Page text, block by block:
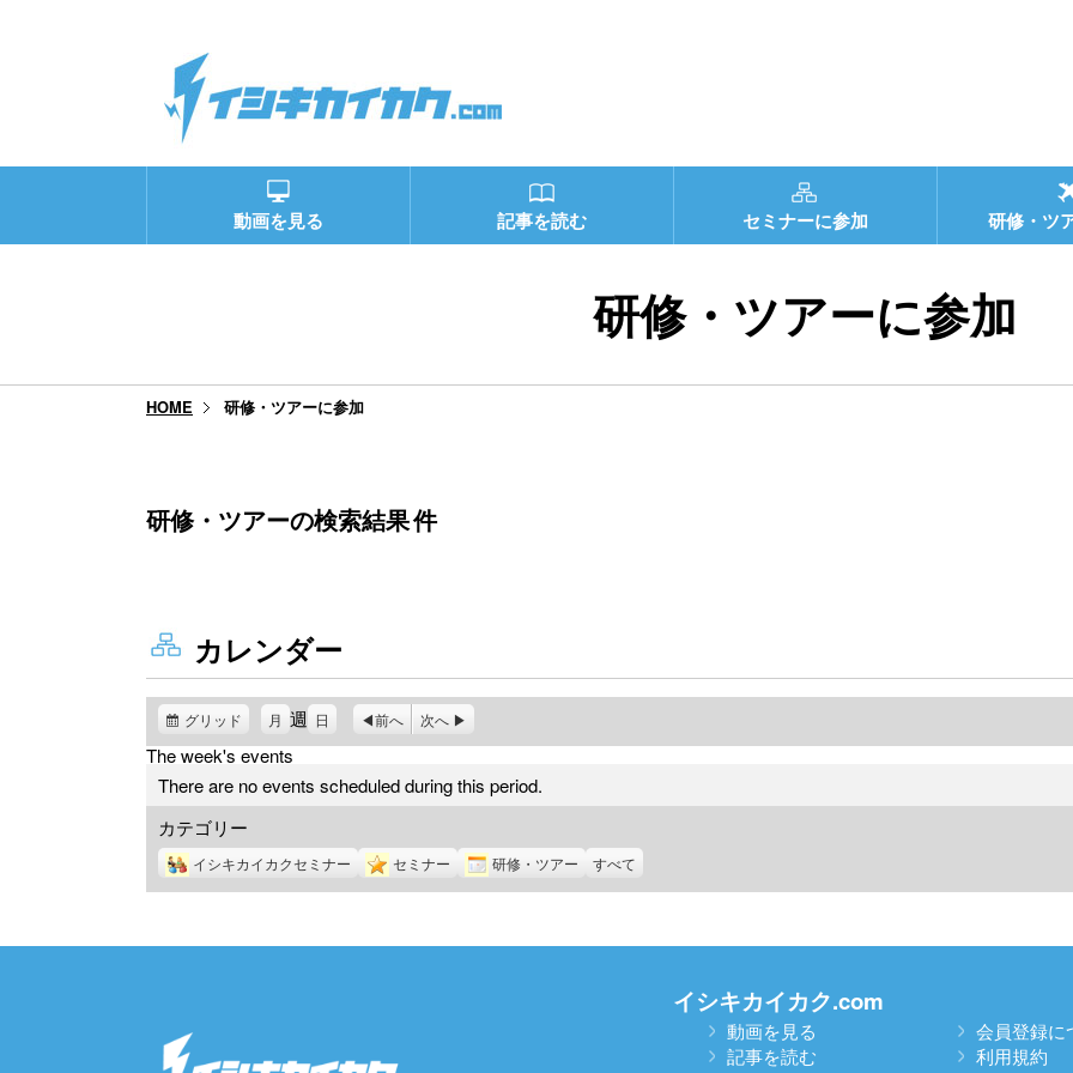
動画を見る 記事を読む セミナーに参加 研修・ツ
研修・ツアーに参加
HOME 研修・ツアーに参加
研修・ツアーの検索結果件
カレンダー
グリッド 月 週 日 前へ 次へ
The week's events
There are no events scheduled during this period.
カテゴリー
イシキカイカクセミナー セミナー 研修・ツアー すべて
イシキカイカク.com
動画を見る
記事を読む
会員登録に
利用規約